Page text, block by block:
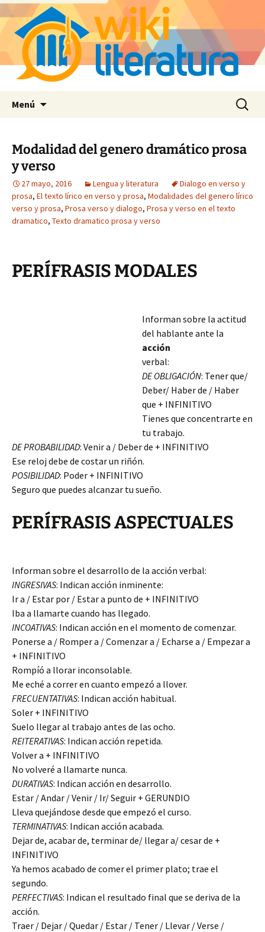
Menú Buscar:
Modalidad del genero dramático prosa
y verso
27 mayo, 2016 Lengua y literatura
Dialogo en verso y
prosa, El texto lírico en verso y prosa, Modalidades del genero lírico
verso y prosa, Prosa verso y dialogo, Prosa y verso en el texto
dramatico, Texto dramatico prosa y verso
PERÍFRASIS MODALES
Informan sobre la actitud
del hablante ante la
acción
verbal:
DE OBLIGACIÓN: Tener que/
Deber/ Haber de / Haber
que + INFINITIVO
Tienes que concentrarte en
tu trabajo.
DE PROBABILIDAD: Venir a / Deber de + INFINITIVO
Ese reloj debe de costar un riñón.
POSIBILIDAD: Poder + INFINITIVO
Seguro que puedes alcanzar tu sueño.
PERÍFRASIS ASPECTUALES
Informan sobre el desarrollo de la acción verbal:
INGRESIVAS: Indican acción inminente:
Ir a / Estar por / Estar a punto de + INFINITIVO
Iba a llamarte cuando has llegado.
INCOATIVAS: Indican acción en el momento de comenzar.
Ponerse a / Romper a / Comenzar a / Echarse a / Empezar a
+ INFINITIVO
Rompíó a llorar inconsolable.
Me eché a correr en cuanto empezó a llover.
FRECUENTATIVAS: Indican acción habitual.
Soler + INFINITIVO
Suelo llegar al trabajo antes de las ocho.
REITERATIVAS: Indican acción repetida.
Volver a + INFINITIVO
No volveré a llamarte nunca.
DURATIVAS: Indican acción en desarrollo.
Estar / Andar / Venir / Ir/ Seguir + GERUNDIO
Lleva quejándose desde que empezó el curso.
TERMINATIVAS: Indican acción acabada.
Dejar de, acabar de, terminar de/ llegar a/ cesar de +
INFINITIVO
Ya hemos acabado de comer el primer plato; trae el
segundo.
PERFECTIVAS: Indican el resultado final que se deriva de la
acción.
Traer / Dejar / Quedar / Estar / Tener / Llevar / Verse /